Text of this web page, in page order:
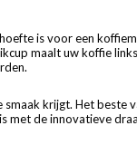
is voor een
maalt uw koffie
krijgt. Het beste
met de innovatieve